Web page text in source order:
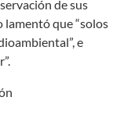
de sus
lamentó que “solos
e